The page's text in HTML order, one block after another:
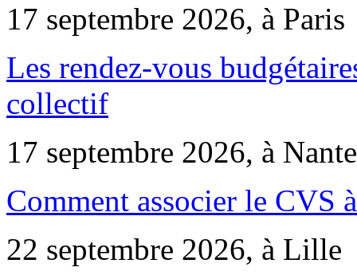
17 septembre 2026, à Paris
Les rendez-vous
collectif
17 septembre 2026, à
Comment associer le CVS
22 septembre 2026, à Lille